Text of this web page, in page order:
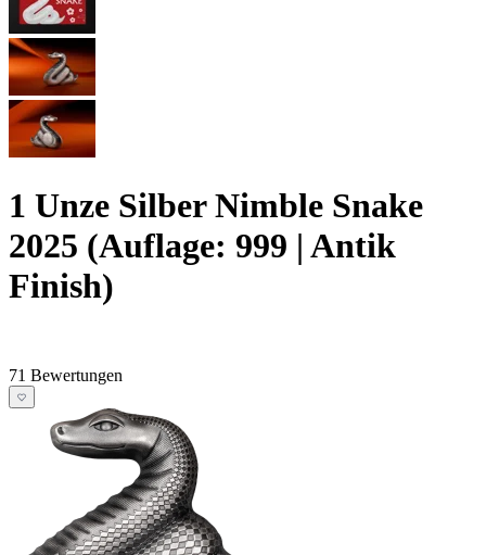
1 Unze Silber Nimble Snake
2025 (Auflage: 999 | Antik
Finish)
71 Bewertungen